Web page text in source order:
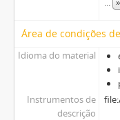
Área de condições
Idioma do material
Instrumentos de
descrição